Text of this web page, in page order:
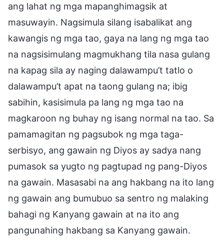
ang lahat ng mga mapanghimagsik at
masuwayin. Nagsimula silang isabalikat ang
kawangis ng mga tao, gaya na lang ng mga tao
na nagsisimulang magmukhang tila nasa gulang
na kapag sila ay naging dalawampu’t tatlo o
dalawampu’t apat na taong gulang na; ibig
sabihin, kasisimula pa lang ng mga tao na
magkaroon ng buhay ng isang normal na tao. Sa
pamamagitan ng pagsubok ng mga taga-
serbisyo, ang gawain ng Diyos ay sadya nang
pumasok sa yugto ng pagtupad ng pang-Diyos
na gawain. Masasabi na ang hakbang na ito lang
ng gawain ang bumubuo sa sentro ng malaking
bahagi ng Kanyang gawain at na ito ang
pangunahing hakbang sa Kanyang gawain.